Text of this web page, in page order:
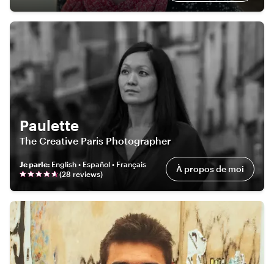
Paulette
The Creative Paris Photographer
Je parle: English • Español • Français
(28 reviews) À propos de moi